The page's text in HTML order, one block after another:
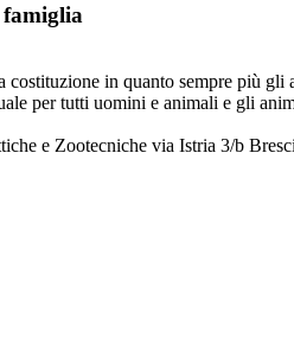
costituzione in quanto sempre più
per tutti uomini e animali e gli
e Zootecniche via Istria 3/b